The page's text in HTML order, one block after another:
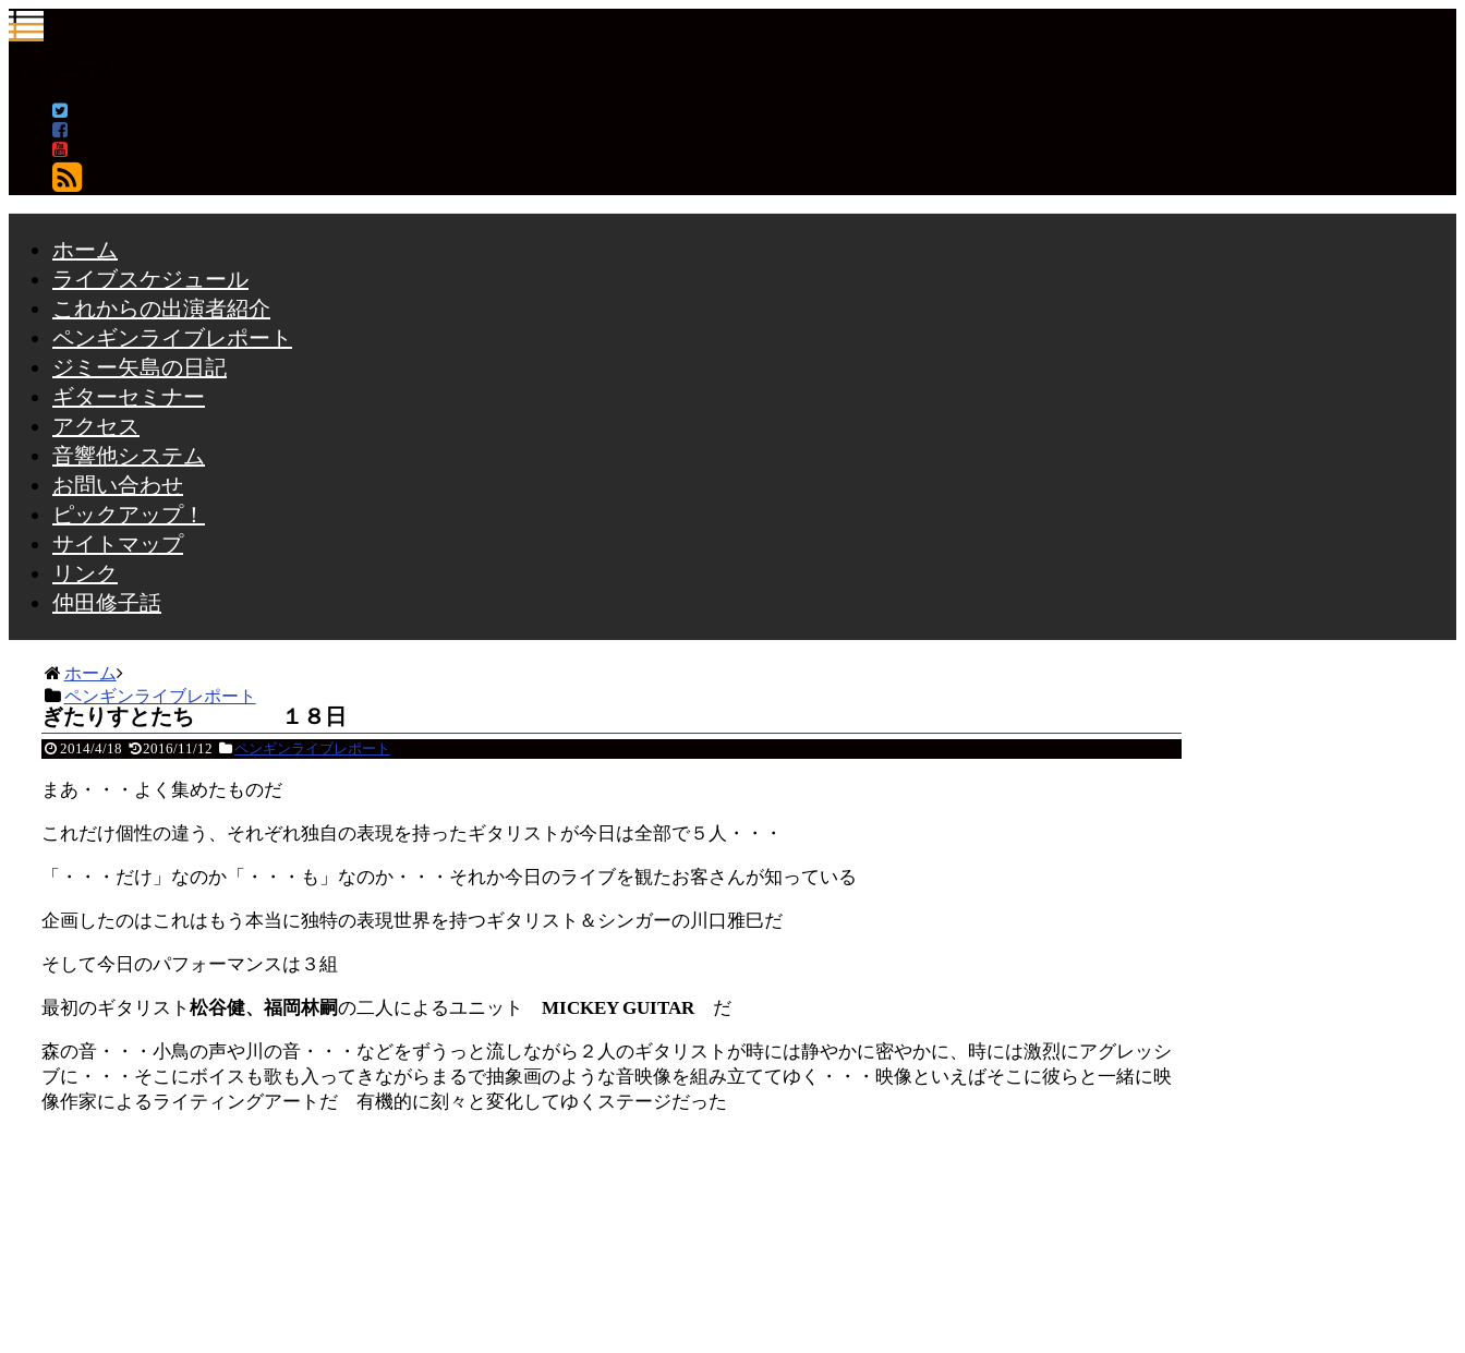
ホーム
ライブスケジュール
これからの出演者紹介
ペンギンライブレポート
ジミー矢島の日記
ギターセミナー
アクセス
音響他システム
お問い合わせ
ピックアップ！
サイトマップ
リンク
仲田修子話
ホーム
ペンギンライブレポート
ぎたりすとたち １８日
2014/4/18 2016/11/12 ペンギンライブレポート
まあ・・・よく集めたものだ
これだけ個性の違う、それぞれ独自の表現を持ったギタリストが今日は全部で５人・・・
「・・・だけ」なのか「・・・も」なのか・・・それか今日のライブを観たお客さんが知っている
企画したのはこれはもう本当に独特の表現世界を持つギタリスト＆シンガーの川口雅巳だ
そして今日のパフォーマンスは３組
最初のギタリスト 松谷健、福岡林嗣の二人によるユニット MICKEY GUITARだ
森の音・・・小鳥の声や川の音・・・などをずうっと流しながら２人のギタリストが時には静やかに密やかに、時には激烈にアグレッシ
ブに・・・そこにボイスも歌も入ってきながらまるで抽象画のような音映像を組み立ててゆく・・・映像といえばそこに彼らと一緒に映
像作家によるライティングアートだ 有機的に刻々と変化してゆくステージだった